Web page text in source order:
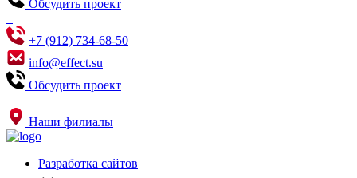
Обсудить проект
+7 (912) 734-68-50
info@effect.su
Обсудить проект
Наши филиалы
Разработка сайтов